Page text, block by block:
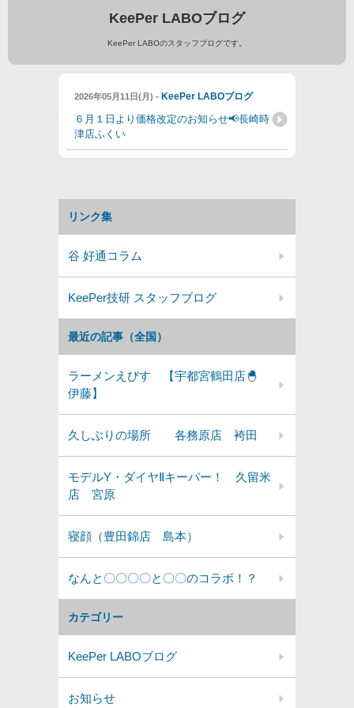
KeePer LABOブログ
KeePer LABOのスタッフブログです。
2026年05月11日(月) - KeePer LABOブログ
６月１日より価格改定のお知らせ📢長崎時
津店ふくい
カテゴリー
KeePer LABOブログ
お知らせ
最近の記事（全国）
ラーメンえびす 【宇都宮鶴田店🐣
伊藤】
久しぶりの場所 各務原店 袴田
モデルY・ダイヤⅡキーパー！ 久留米
店 宮原
寝顔（豊田錦店 島本）
なんと〇〇〇〇と〇〇のコラボ！？
リンク集
谷 好通コラム
KeePer技研 スタッフブログ